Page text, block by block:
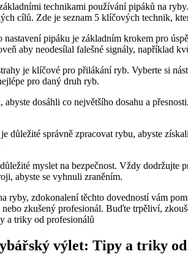
technikami používání pipáků na
cílů. Zde je‌ seznam 5 klíčových technik,
nastavení pipáku je základním krokem pro
aby neodesílal falešné signály, například
je klíčové pro ‌přilákání ryb. Vyberte si
pro daný⁢ druh ryb.
abyste dosáhli ⁤co největšího dosahu a
důležité ⁢správně ​zpracovat rybu, abyste
myslet na bezpečnost. Vždy
abyste se vyhnuli zraněním.
ryby, zdokonalení těchto dovedností vám
zkušený profesionál. Buďte trpěliví,
výlet: Tipy ‍a triky